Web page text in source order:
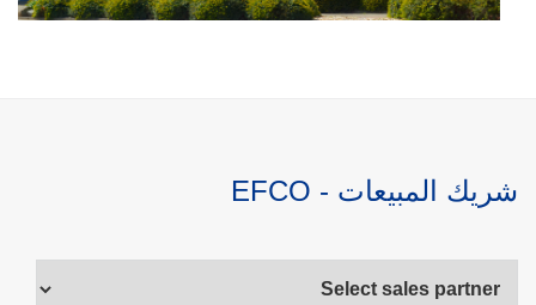
شريك المبيعات - EFCO